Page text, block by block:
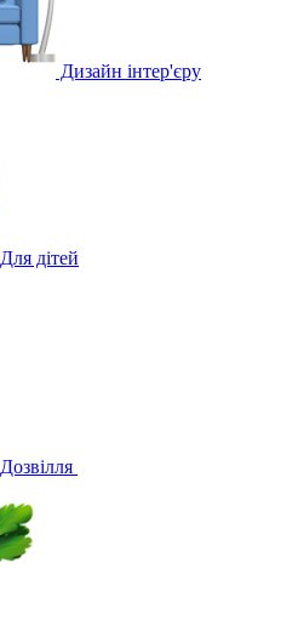
Дизайн інтер'єру
Для дітей
Дозвілля